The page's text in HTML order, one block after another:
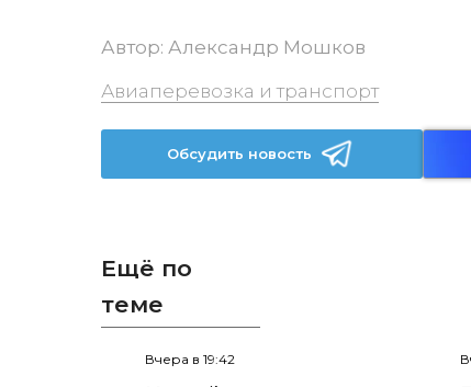
Автор: Александр Мошков
Авиаперевозка и транспорт
Обсудить новость
Ещё по
теме
Вчера в 19:42